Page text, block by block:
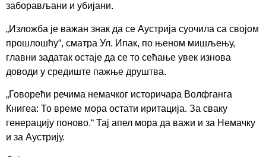
заборављани и убијани.
„Изложба је важан знак да се Аустрија суочила са својом
прошлошћу“, сматра Ул. Ипак, по њеном мишљењу,
главни задатак остаје да се то сећање увек изнова
доводи у средиште пажње друштва.
„Говорећи речима немачког историчара Волфганга
Книгеа: То време мора остати иритација. За сваку
генерацију поново.“ Тај апел мора да важи и за Немачку
и за Аустрију.